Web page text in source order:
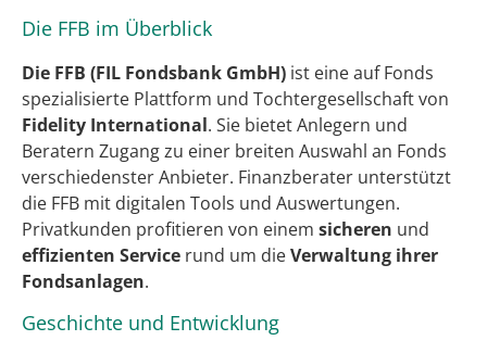
Die FFB im Überblick
Die FFB (FIL Fondsbank GmbH) ist eine auf Fonds
spezialisierte Plattform und Tochtergesellschaft von
Fidelity International. Sie bietet Anlegern und
Beratern Zugang zu einer breiten Auswahl an Fonds
verschiedenster Anbieter. Finanzberater unterstützt
die FFB mit digitalen Tools und Auswertungen.
Privatkunden profitieren von einem sicheren und
effizienten Service rund um dieVerwaltung ihrer
Fondsanlagen.
Geschichte und Entwicklung